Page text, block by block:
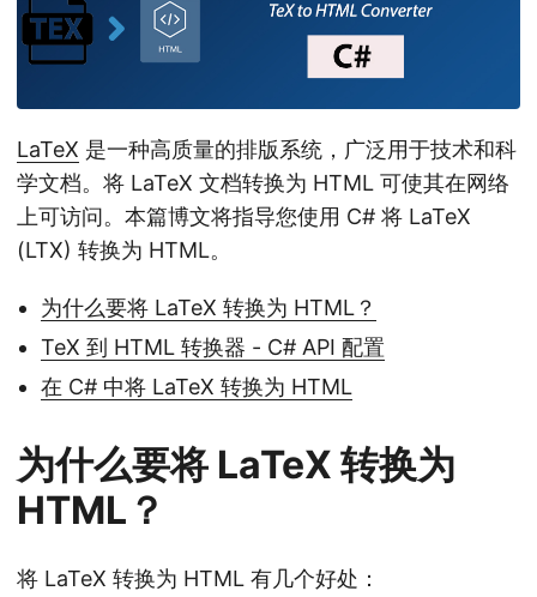
LaTeX 是一种高质量的排版系统，广泛用于技术和科
学文档。将 LaTeX 文档转换为 HTML 可使其在网络
上可访问。本篇博文将指导您使用 C# 将 LaTeX
(LTX) 转换为 HTML。
为什么要将 LaTeX 转换为 HTML？
TeX 到 HTML 转换器 - C# API 配置
在 C# 中将 LaTeX 转换为 HTML
为什么要将 LaTeX 转换为
HTML？
将 LaTeX 转换为 HTML 有几个好处：